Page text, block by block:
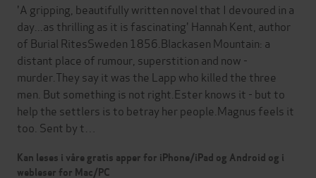
'A gripping, beautifully written novel that I devoured in a
day...as thrilling as it is fascinating' Hannah Kent, author
of Burial RitesSweden 1856.Blackasen Mountain: a
distant place of rumour, superstition and now -
murder.They say it was the Lapp who killed the three
men. But something is not right.Ester knows it - but to
help the settlers is to betray her people.Magnus feels it
too. Sent by t…
Kan leses i våre gratis apper for iPhone/iPad og Android og i
webleser for Mac/PC